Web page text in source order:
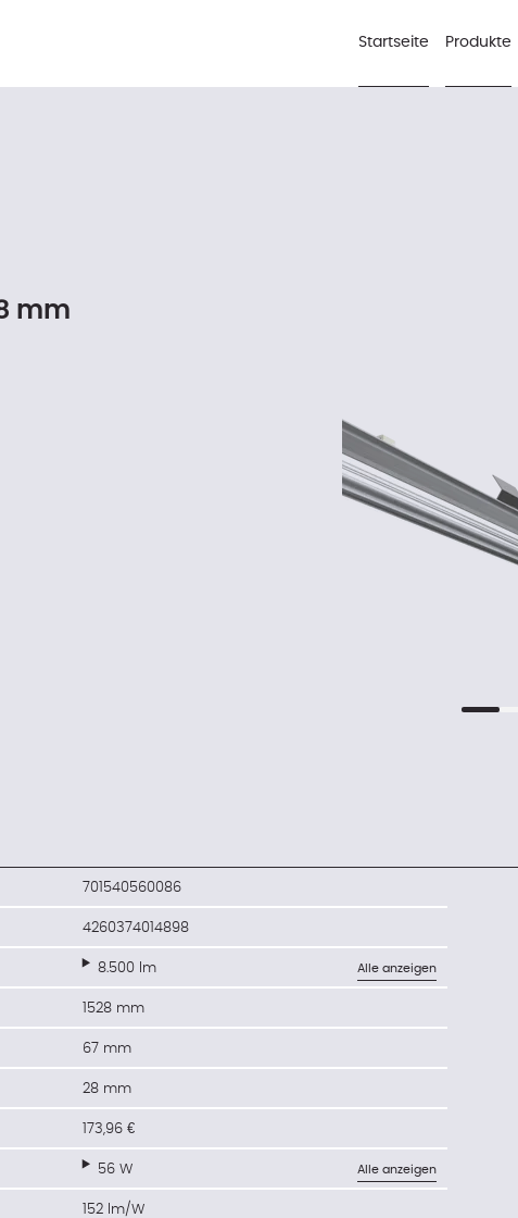
Startseite Produkte
mm
701540560086
4260374014898
8.500 lm Alle anzeigen
1528 mm
67 mm
28 mm
173,96 €
56 W Alle anzeigen
152 lm/W